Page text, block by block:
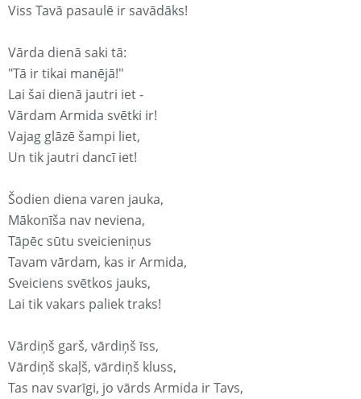
Viss Tavā pasaulē ir savādāks!
Vārda dienā saki tā:
"Tā ir tikai manējā!"
Lai šai dienā jautri iet -
Vārdam Armida svētki ir!
Vajag glāzē šampi liet,
Un tik jautri dancī iet!
Šodien diena varen jauka,
Mākonīša nav neviena,
Tāpēc sūtu sveicieniņus
Tavam vārdam, kas ir Armida,
Sveiciens svētkos jauks,
Lai tik vakars paliek traks!
Vārdiņš garš, vārdiņš īss,
Vārdiņš skaļš, vārdiņš kluss,
Tas nav svarīgi, jo vārds Armida ir Tavs,